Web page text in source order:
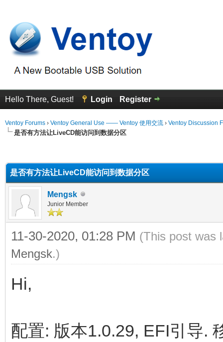
Hello There, Guest! Login Register
Ventoy Forums › Ventoy General Use —— Ventoy 使用交流 › Ventoy Discussion
是否有方法让LiveCD能访问到数据分区
是否有方法让LiveCD能访问到数据分区
Mengsk
Junior Member
11-30-2020, 01:28 PM (This post was
Mengsk.)
Hi,
配置: 版本1.0.29, EFI引导.